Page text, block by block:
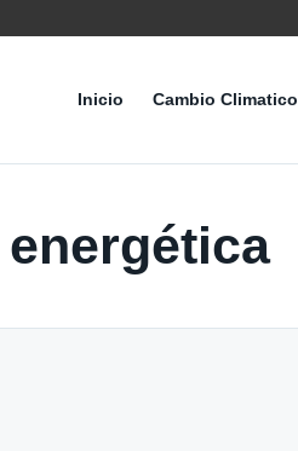
Inicio Cambio Climatico